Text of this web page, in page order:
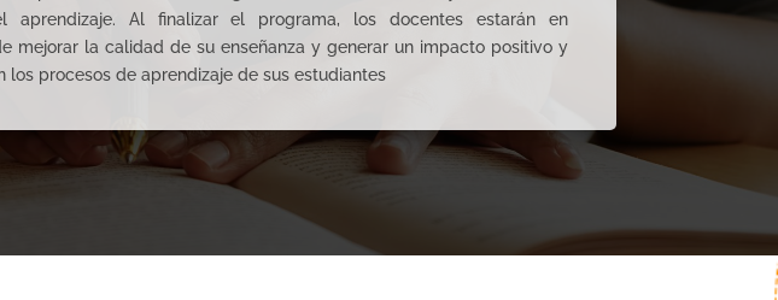
aprendizaje. Al finalizar el programa, los docentes estarán en
mejorar la calidad de su enseñanza y generar un impacto positivo y
los procesos de aprendizaje de sus estudiantes